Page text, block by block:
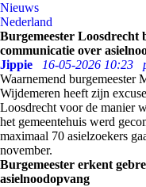
Nieuws
Nederland
Burgemeester Loosdrecht
communicatie over
Jippie
16-05-2026 10:23
Waarnemend burgemeester
Wijdemeren heeft zijn
Loosdrecht voor de manier
het gemeentehuis werd
maximaal 70 asielzoekers
november.
Burgemeester erkent
asielnoodopvang